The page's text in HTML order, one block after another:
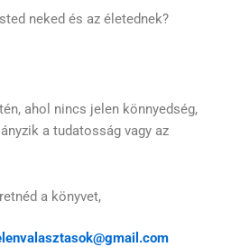
neked és az életednek?
ahol nincs jelen könnyedség,
a tudatosság vagy az
a könyvet,